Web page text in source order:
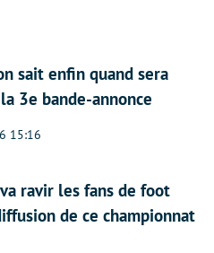
sait enfin quand sera
3e bande-annonce
15:16
ravir les fans de foot
de ce championnat